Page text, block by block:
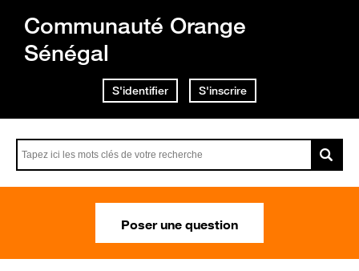
Communauté Orange
Sénégal
S'identifier S'inscrire
Poser une question